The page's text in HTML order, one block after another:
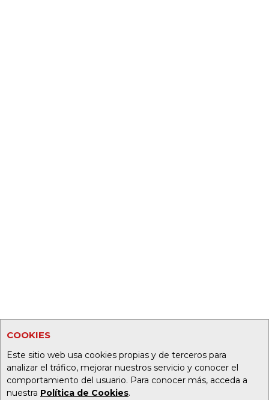
COOKIES
Este sitio web usa cookies propias y de terceros para
analizar el tráfico, mejorar nuestros servicio y conocer el
comportamiento del usuario. Para conocer más, acceda a
nuestra Política de Cookies.